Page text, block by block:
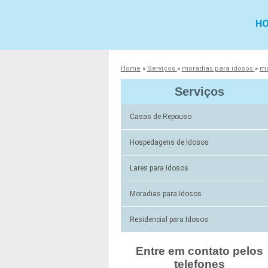
Home » Serviços » moradias para idosos »
Serviços
Casas de Repouso
Hospedagens de Idosos
Lares para Idosos
Moradias para Idosos
Residencial para Idosos
Entre em contato pelos
telefones